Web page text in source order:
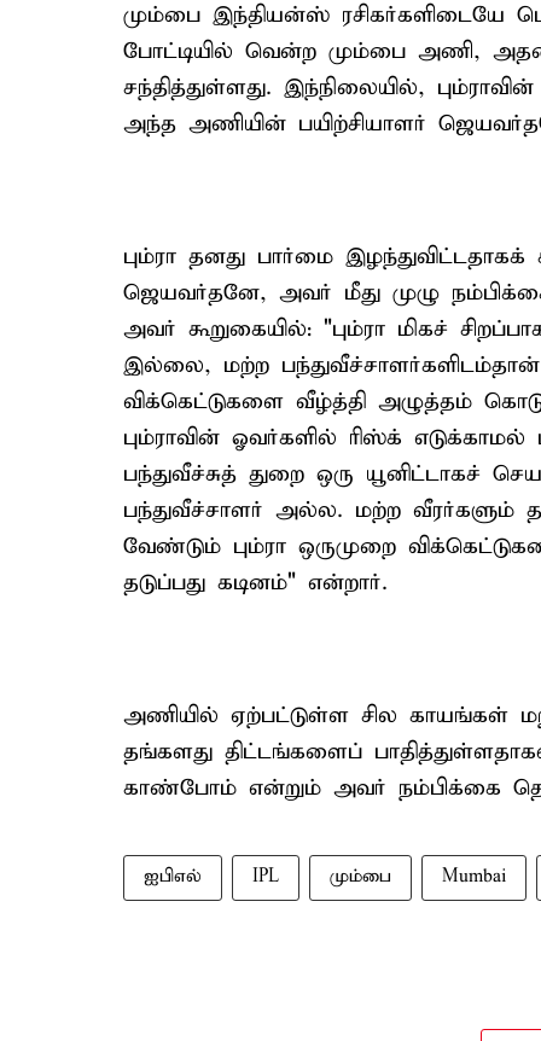
மும்பை இந்தியன்ஸ் ரசிகர்களிடையே
போட்டியில் வென்ற மும்பை அணி,
சந்தித்துள்ளது. இந்நிலையில்,
அந்த அணியின் பயிற்சியாளர்
பும்ரா தனது பார்மை இழந்துவிட்டதாகக்
ஜெயவர்தனே, அவர் மீது முழு நம்பிக்கை
அவர் கூறுகையில்: "பும்ரா மிகச்
இல்லை, மற்ற
விக்கெட்டுகளை வீழ்த்தி அழுத்தம்
பும்ராவின் ஓவர்களில் ரிஸ்க் எடுக்காமல்
பந்துவீச்சுத் துறை ஒரு யூனிட்டாகச்
பந்துவீச்சாளர் அல்ல. மற்ற
வேண்டும் பும்ரா ஒருமுறை
தடுப்பது கடினம்" என்றார்.
அணியில் ஏற்பட்டுள்ள சில காயங்கள்
தங்களது திட்டங்களைப்
காண்போம் என்றும் அவர் நம்பிக்கை
ஐபிஎல் IPL மும்பை Mumbai